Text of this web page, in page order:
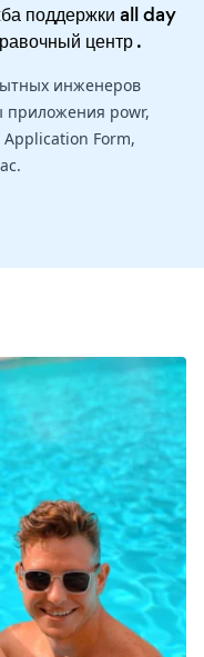
поддержки all day
центр.
инженеров
приложения powr,
Form,